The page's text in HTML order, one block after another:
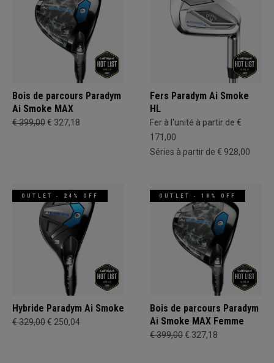
Bois de parcours Paradym
Ai Smoke MAX
€ 399,00€ 327,18
Fers Paradym Ai Smoke
HL
Fer à l'unité à partir de €
171,00
Séries à partir de € 928,00
OUTLET - 24% OFF
Hybride Paradym Ai Smoke
€ 329,00€ 250,04
OUTLET - 18% OFF
Bois de parcours Paradym
Ai Smoke MAX Femme
€ 399,00€ 327,18